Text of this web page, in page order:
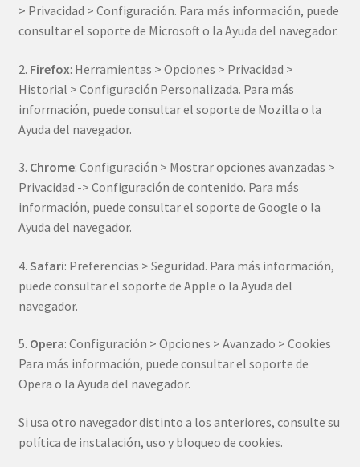
> Privacidad > Configuración. Para más información, puede
consultar el soporte de Microsoft o la Ayuda del navegador.
2. Firefox: Herramientas > Opciones > Privacidad >
Historial > Configuración Personalizada. Para más
información, puede consultar el soporte de Mozilla o la
Ayuda del navegador.
3. Chrome: Configuración > Mostrar opciones avanzadas >
Privacidad -> Configuración de contenido. Para más
información, puede consultar el soporte de Google o la
Ayuda del navegador.
4. Safari: Preferencias > Seguridad. Para más información,
puede consultar el soporte de Apple o la Ayuda del
navegador.
5. Opera: Configuración > Opciones > Avanzado > Cookies
Para más información, puede consultar el soporte de
Opera o la Ayuda del navegador.
Si usa otro navegador distinto a los anteriores, consulte su
política de instalación, uso y bloqueo de cookies.